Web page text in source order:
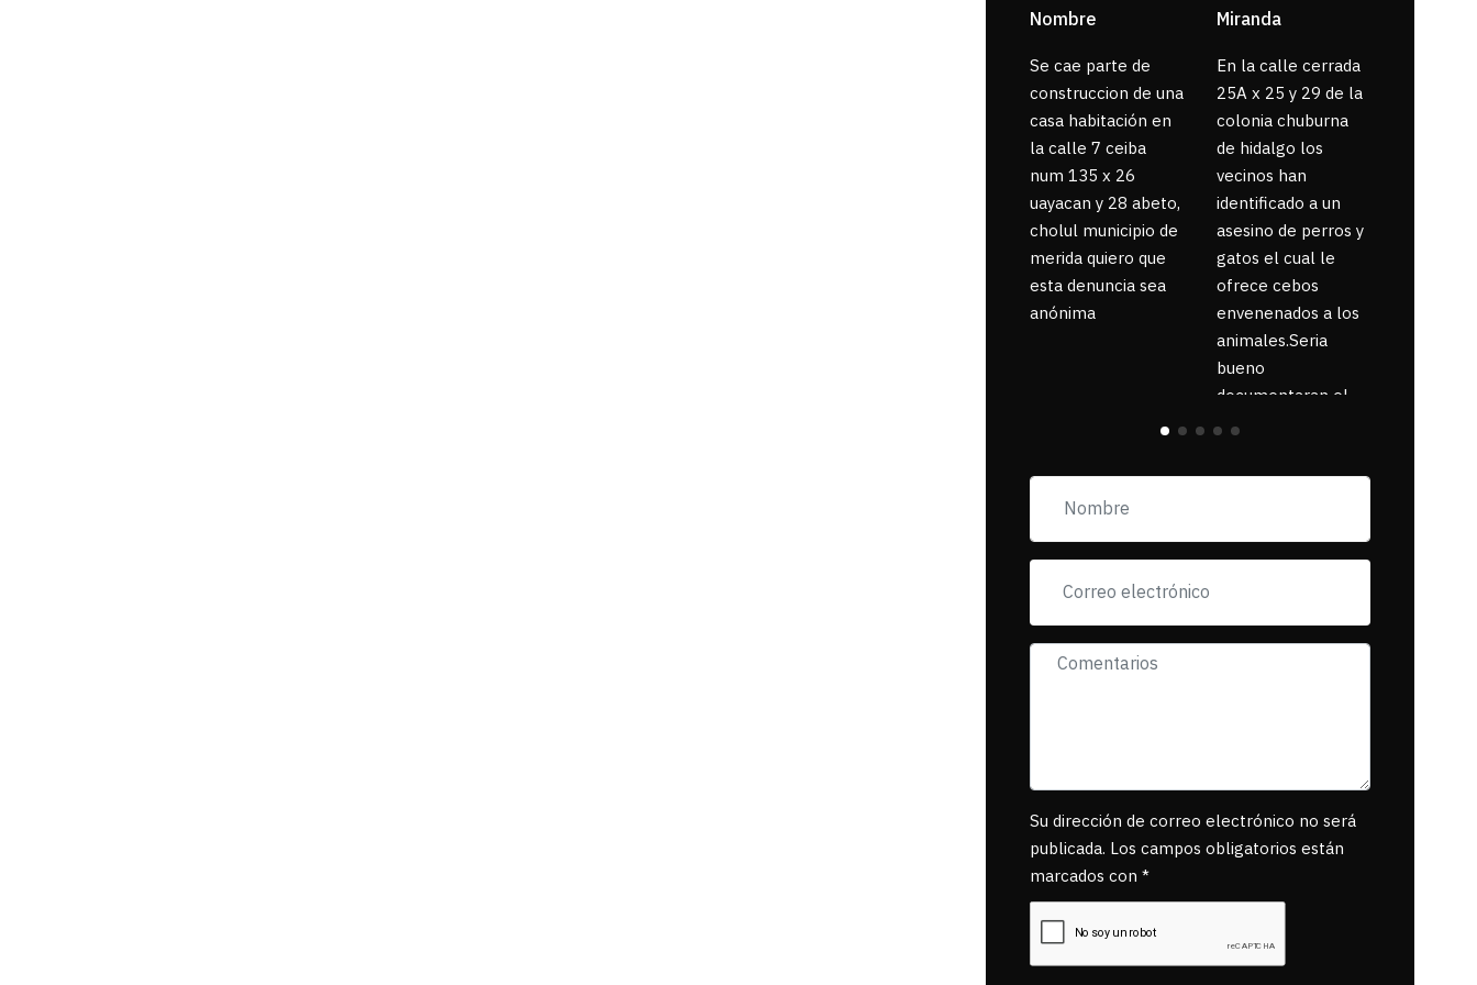
Nombre
Se cae parte de
construccion de una
casa habitación en
la calle 7 ceiba
num 135 x 26
uayacan y 28 abeto,
cholul municipio de
merida quiero que
esta denuncia sea
anónima
Miranda
En la calle cerrada
25A x 25 y 29 de la
colonia chuburna
de hidalgo los
vecinos han
identificado a un
asesino de perros y
gatos el cual le
ofrece cebos
envenenados a los
animales.Seria
bueno
documentaran el
suceso ya que la
pancartas de
exigiendo al asesino
se reponsanbilice
Su dirección de correo electrónico no será
publicada. Los campos obligatorios están
marcados con *